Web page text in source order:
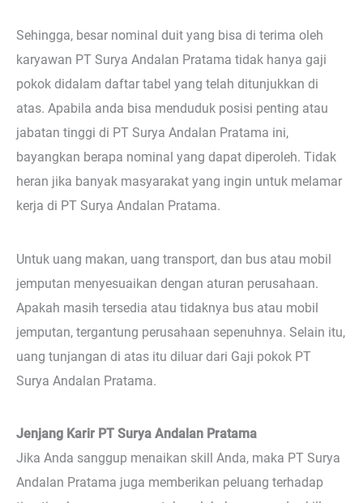
Sehingga, besar nominal duit yang bisa di terima oleh
karyawan PT Surya Andalan Pratama tidak hanya gaji
pokok didalam daftar tabel yang telah ditunjukkan di
atas. Apabila anda bisa menduduk posisi penting atau
jabatan tinggi di PT Surya Andalan Pratama ini,
bayangkan berapa nominal yang dapat diperoleh. Tidak
heran jika banyak masyarakat yang ingin untuk melamar
kerja di PT Surya Andalan Pratama.
Untuk uang makan, uang transport, dan bus atau mobil
jemputan menyesuaikan dengan aturan perusahaan.
Apakah masih tersedia atau tidaknya bus atau mobil
jemputan, tergantung perusahaan sepenuhnya. Selain itu,
uang tunjangan di atas itu diluar dari Gaji pokok PT
Surya Andalan Pratama.
Jenjang Karir PT Surya Andalan Pratama
Jika Anda sanggup menaikan skill Anda, maka PT Surya
Andalan Pratama juga memberikan peluang terhadap